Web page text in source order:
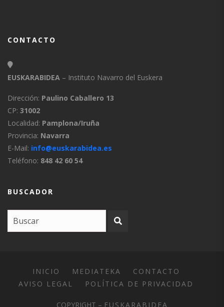
CONTACTO
EUSKARABIDEA – Instituto Navarro del Euskera
Dirección: Paulino Caballero 13
CP: 31002
Localidad: Pamplona/Iruña
Provincia: Navarra
E-Mail: info@euskarabidea.es
Teléfono: 848 42 60 54
BUSCADOR
INICIO MEDIATEKA
CONTACTO
AVISO LEGAL
POLÍTICA DE PRIVACIDAD
COPYRIGHT – EUSKARABIDEA